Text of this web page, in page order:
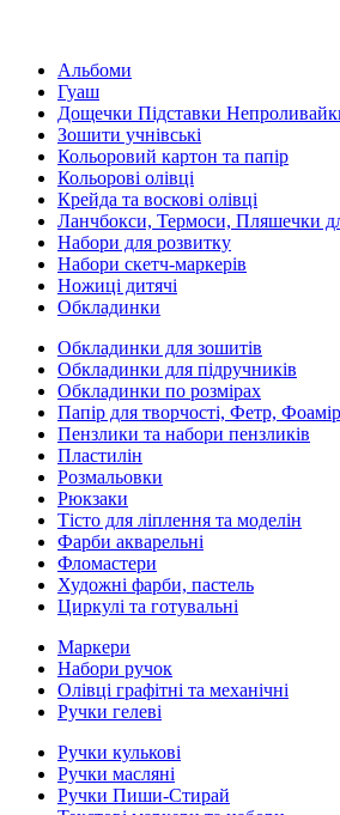
Альбоми
Гуаш
Дощечки Підставки
Зошити учнівські
Кольоровий картон та папір
Кольорові олівці
Крейда та воскові олівці
Ланчбокси, Термоси, Пляшечки
Набори для розвитку
Набори скетч-маркерів
Ножиці дитячі
Обкладинки
Обкладинки для зошитів
Обкладинки для підручників
Обкладинки по розмірах
Папір для творчості, Фетр,
Пензлики та набори пензликів
Пластилін
Розмальовки
Рюкзаки
Тісто для ліплення та моделін
Фарби акварельні
Фломастери
Художні фарби, пастель
Циркулі та готувальні
Маркери
Набори ручок
Олівці графітні та механічні
Ручки гелеві
Ручки кулькові
Ручки масляні
Ручки Пиши-Стирай